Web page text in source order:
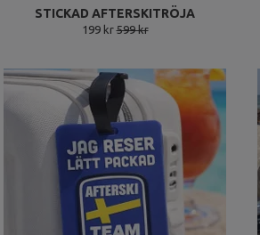
STICKAD AFTERSKITRÖJA
199 kr599 kr